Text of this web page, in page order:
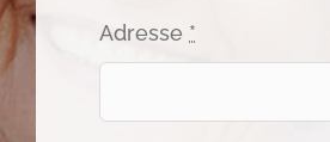
Adresse *